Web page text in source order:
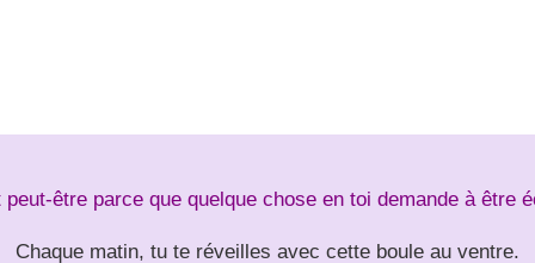
peut-être parce que quelque chose en toi demande à être
Chaque matin, tu te réveilles avec cette boule au ventre.